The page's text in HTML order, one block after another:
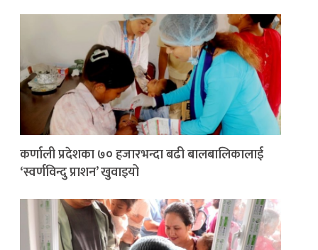
कर्णाली प्रदेशका ७० हजारभन्दा बढी बालबालिकालाई
‘स्वर्णविन्दु प्राशन’ खुवाइयो